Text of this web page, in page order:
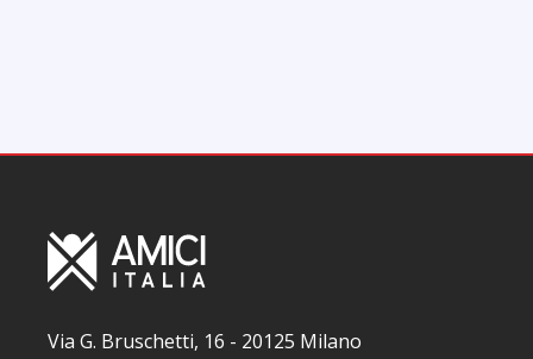
Via G. Bruschetti, 16 - 20125 Milano